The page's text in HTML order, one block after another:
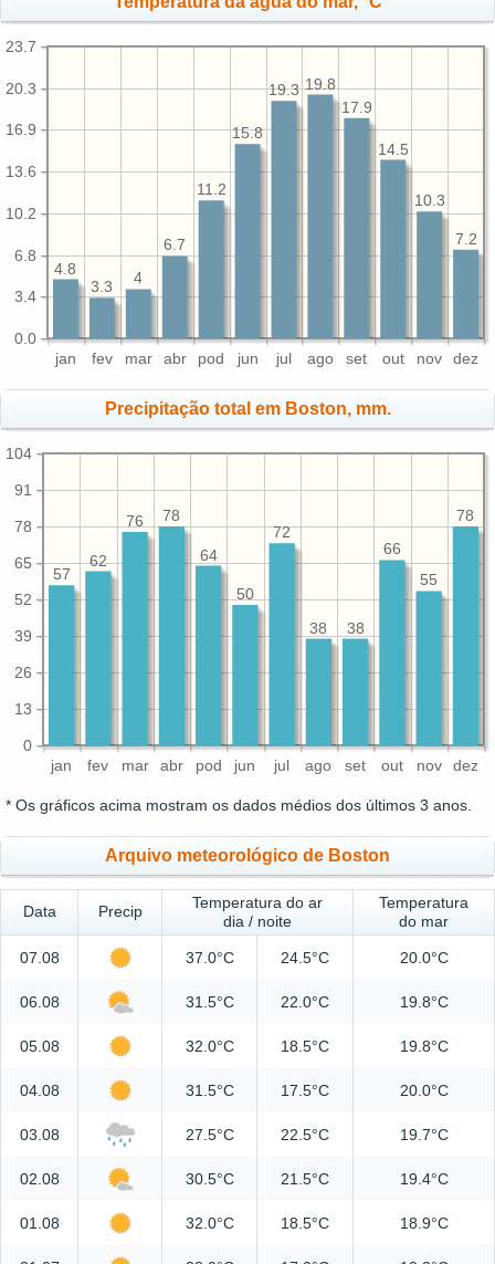
jan fev mar abr pod jun jul ago set out nov dez
0.0
3.4
6.8
10.2
13.6
16.9
20.3
23.7
7.2
10.3
14.5
17.9
19.8
19.3
15.8
11.2
6.7
4
3.3
4.8
Precipitação total em Boston, mm.
jan fev mar abr pod jun jul ago set out nov dez
0
13
26
39
52
65
78
91
104
78
55
66
38
38
72
50
64
78
76
62
57
* Os gráficos acima mostram os dados médios dos últimos 3 anos.
Arquivo meteorológico de Boston
Data Precip
Temperatura do ar
dia / noite
Temperatura
do mar
07.08 37.0°C 24.5°C 20.0°C
06.08 31.5°C 22.0°C 19.8°C
05.08 32.0°C 18.5°C 19.8°C
04.08 31.5°C 17.5°C 20.0°C
03.08 27.5°C 22.5°C 19.7°C
02.08 30.5°C 21.5°C 19.4°C
01.08 32.0°C 18.5°C 18.9°C